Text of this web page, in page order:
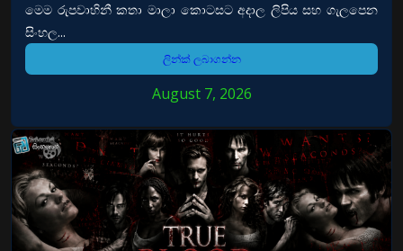
මෙම රුපවාහිනී කතා මාලා කොටසට අදාල ලිපිය සහ ගැලපෙන
සිංහල...
ලින්ක් ලබාගන්න
August 7, 2026